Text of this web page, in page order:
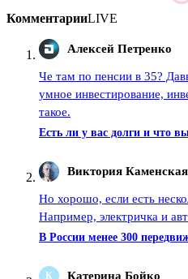
КомментарииLIVE
A Алексей Петренко
Че там по пенсии в 35?
умное инвестирование,
такое.
Есть ли у вас долги и что
В Виктория Каменская
Но хорошо, если есть
Например, электричка и
К Катерина Бойко